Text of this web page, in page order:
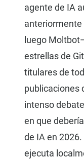
agente de IA
anteriormente
luego
estrellas de
titulares de
publicaciones
intenso
en que
de IA en
ejecuta